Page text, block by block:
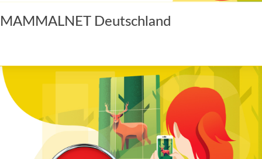
MAMMALNET Deutschland